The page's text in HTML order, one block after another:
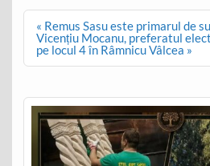
Post
navigation
« Remus Sasu este primarul de
Vicențiu Mocanu, preferatul
pe locul 4 în Râmnicu Vâlcea »